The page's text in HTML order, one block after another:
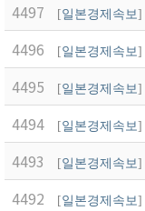
4497 [일본경제속보]
4496 [일본경제속보]
4495 [일본경제속보]
4494 [일본경제속보]
4493 [일본경제속보]
4492 [일본경제속보]